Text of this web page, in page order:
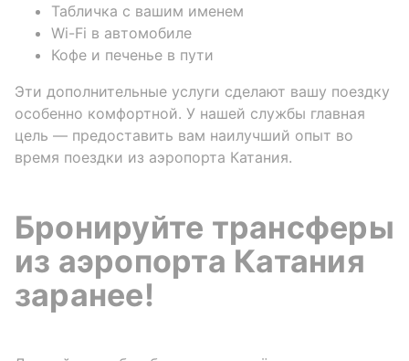
Табличка с вашим именем
Wi-Fi в автомобиле
Кофе и печенье в пути
Эти дополнительные услуги сделают вашу поездку
особенно комфортной. У нашей службы главная
цель — предоставить вам наилучший опыт во
время поездки из аэропорта Катания.
Бронируйте трансферы
из аэропорта Катания
заранее!